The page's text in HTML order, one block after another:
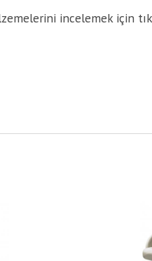
incelemek için